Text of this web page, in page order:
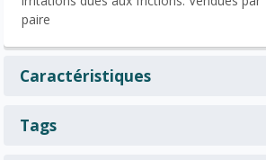
paire
Caractéristiques
Tags